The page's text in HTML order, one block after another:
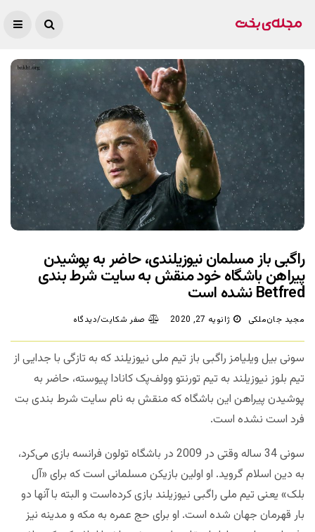
راگبی باز مسلمان نیوزیلندی، حاضر به پوشیدن
پیراهن باشگاه خود منقش به سایت شرط بندی
Betfred نشده است
مجید جان‌ملکی ژانویه 27, 2020 صفر شکایت/دیدگاه
سونی بیل ویلیامز راگبی باز تیم ملی نیوزیلند که به تازگی با جدایی از
تیم بلوز نیوزیلند به تیم تورنتو وولف‌پک کانادا پیوسته، حاضر به
پوشیدن پیراهن این باشگاه که منقش به نام سایت شرط بندی بت
فرد است نشده است.
سونی 34 ساله وقتی در 2009 در باشگاه تولون فرانسه بازی می‌کرد،
به دین اسلام گروید. او اولین بازیکن مسلمانی است که برای «آل
بلک» یعنی تیم ملی راگبی نیوزیلند بازی کرده‌است و البته با آنها دو
بار قهرمان جهان شده است. او برای حج عمره به مکه و مدینه نیز